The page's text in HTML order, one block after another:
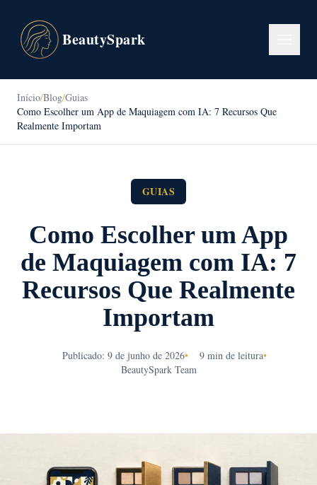
BeautySpark
Início/Blog/Guias
Como Escolher um App de Maquiagem com IA: 7 Recursos Que
Realmente Importam
GUIAS
Como Escolher um App
de Maquiagem com IA: 7
Recursos Que Realmente
Importam
Publicado: 9 de junho de 2026• 9 min de leitura•
BeautySpark Team